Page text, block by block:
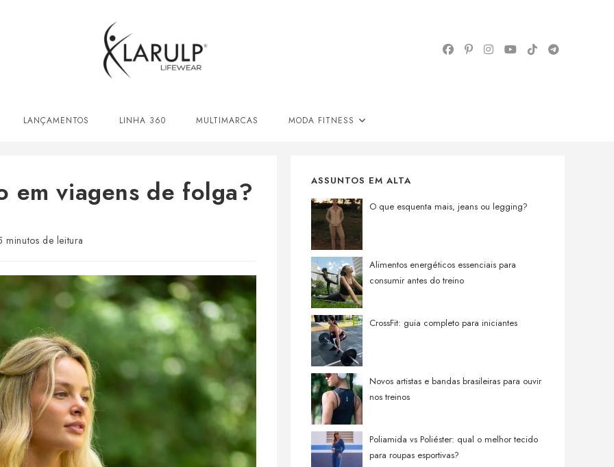
LANÇAMENTOS LINHA 360 MULTIMARCAS MODA FITNESS
em viagens de folga?
minutos de leitura
ASSUNTOS EM ALTA
O que esquenta mais, jeans ou legging?
Alimentos energéticos essenciais para
consumir antes do treino
CrossFit: guia completo para iniciantes
Novos artistas e bandas brasileiras para ouvir
nos treinos
Poliamida vs Poliéster: qual o melhor tecido
para roupas esportivas?